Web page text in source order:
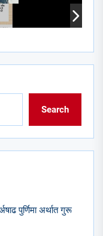
Search
पुर्णिमा अर्थात गुरू